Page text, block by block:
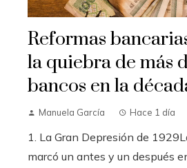
Reformas
la quiebra de más
bancos en la
Manuela García Hace 1 día
1. La Gran Depresión de
marcó un antes y un después